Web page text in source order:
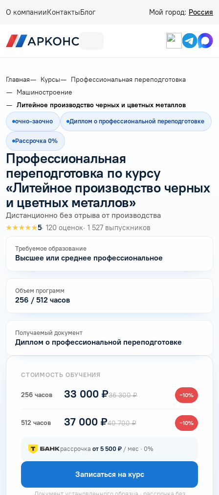
О компанииКонтактыБлог Мой город: Россия
Главная Курсы
Профессиональная переподготовка
Машиностроение
Литейное производство черных и цветных металлов
очно-заочно Диплом о профессиональной переподготовке
Рассрочка 0%
Профессиональная
переподготовка по курсу
«Литейное производство черных
и цветных металлов»
Дистанционно без отрыва от производства
★★★★★5· 120 оценок· 1 527 выпускников
Требуемое образование
Высшее или среднее профессиональное
Объем программ
256 / 512 часов
Получаемый документ
Диплом о профессиональной переподготовке
СТОИМОСТЬ ОБУЧЕНИЯ
256 часов 33 000 ₽36 300 ₽ −10%
512 часов 37 000 ₽40 700 ₽ −10%
рассрочка от 5 500 ₽ / мес · 0%
Записаться на курс